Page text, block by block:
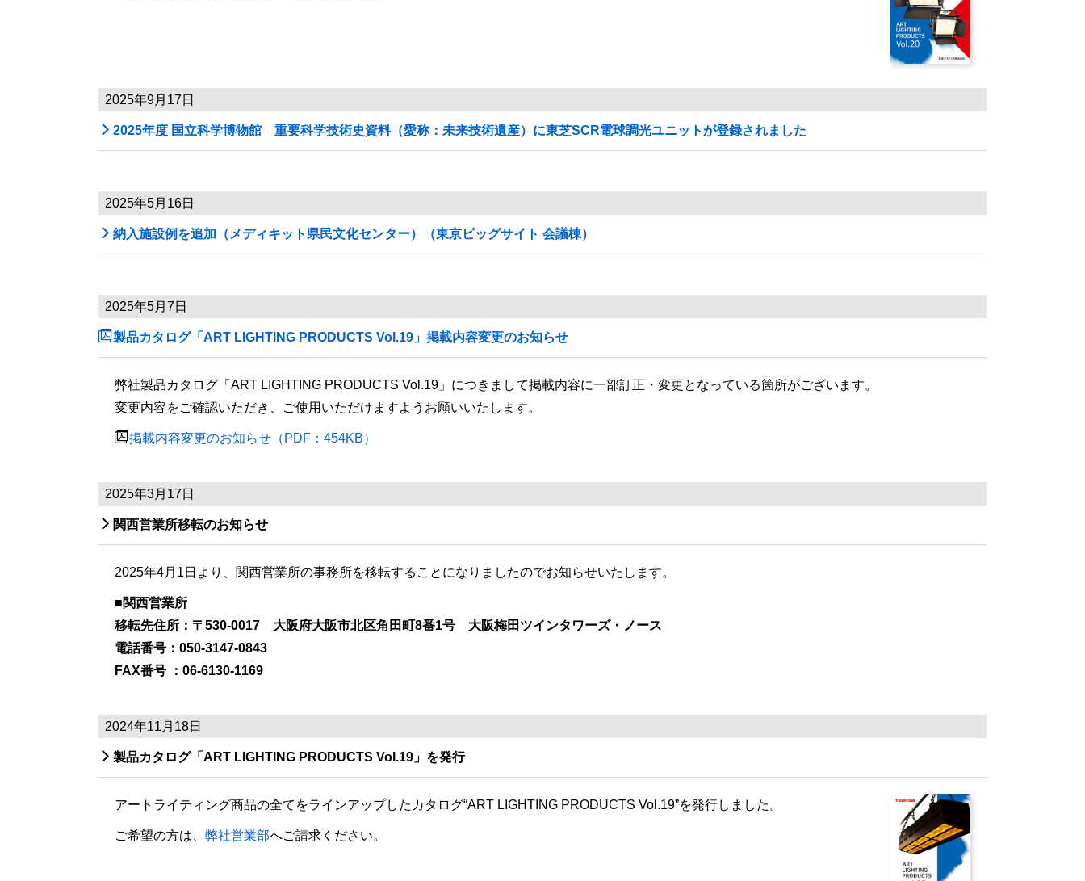
2025年9月17日
 2025年度 国立科学博物館 重要科学技術史資料（愛称：未来技術遺産）に東芝SCR電球調光ユニットが登録されました
2025年5月16日
 納入施設例を追加（メディキット県民文化センター）（東京ビッグサイト 会議棟）
2025年5月7日
製品カタログ「ART LIGHTING PRODUCTS Vol.19」掲載内容変更のお知らせ
弊社製品カタログ「ART LIGHTING PRODUCTS Vol.19」につきまして掲載内容に一部訂正・変更となっている箇所がございます。
変更内容をご確認いただき、ご使用いただけますようお願いいたします。
掲載内容変更のお知らせ（PDF：454KB）
2025年3月17日
 関西営業所移転のお知らせ
2025年4月1日より、関西営業所の事務所を移転することになりましたのでお知らせいたします。
■関西営業所
移転先住所：〒530-0017 大阪府大阪市北区角田町8番1号 大阪梅田ツインタワーズ・ノース
電話番号：050-3147-0843
FAX番号 ：06-6130-1169
2024年11月18日
 製品カタログ「ART LIGHTING PRODUCTS Vol.19」を発行
アートライティング商品の全てをラインアップしたカタログ“ART LIGHTING PRODUCTS Vol.19”を発行しました。
ご希望の方は、 弊社営業部へご請求ください。